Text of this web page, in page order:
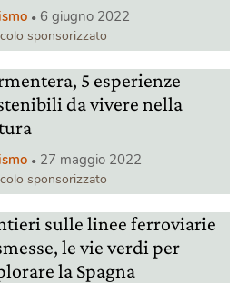
6 giugno 2022
sponsorizzato
5 esperienze
da vivere nella
27 maggio 2022
sponsorizzato
sulle linee ferroviarie
le vie verdi per
la Spagna